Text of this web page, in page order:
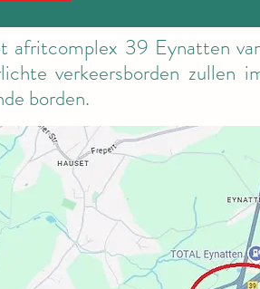
afritcomplex 39 Eynatten
verkeersborden zullen
borden.